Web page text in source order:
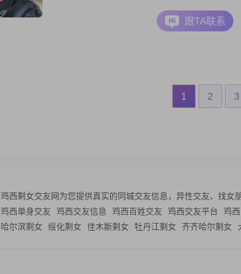
跟TA联系
1 2 3
鸡西剩女交友网 为您提供真实的同城交友信息，异性交友、找女
鸡西单身交友 鸡西交友信息 鸡西百姓交友 鸡西交友平台 鸡
哈尔滨剩女 绥化剩女 佳木斯剩女 牡丹江剩女 齐齐哈尔剩女